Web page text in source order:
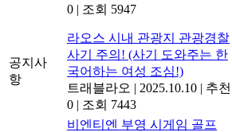
0 | 조회 5947
공지사
항
라오스 시내 관광지 관광경찰
사기 주의! (사기 도와주는 한
국어하는 여성 조심!)
트래블라오 | 2025.10.10 | 추천
0 | 조회 7443
비엔티엔 부영 시게임 골프